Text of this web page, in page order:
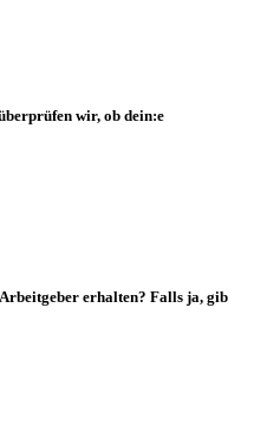
wir, ob dein:e
erhalten? Falls ja, gib